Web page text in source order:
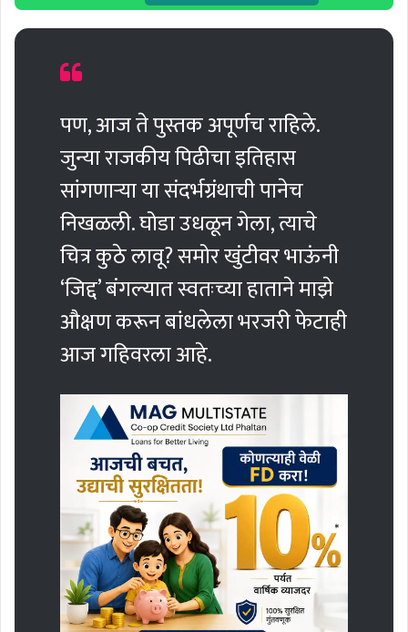
पण, आज ते पुस्तक अपूर्णच राहिले.
जुन्या राजकीय पिढीचा इतिहास
सांगणार्‍या या संदर्भग्रंथाची पानेच
निखळली. घोडा उधळून गेला, त्याचे
चित्र कुठे लावू? समोर खुंटीवर भाऊंनी
‘जिद्द’ बंगल्यात स्वतःच्या हाताने माझे
औक्षण करून बांधलेला भरजरी फेटाही
आज गहिवरला आहे.